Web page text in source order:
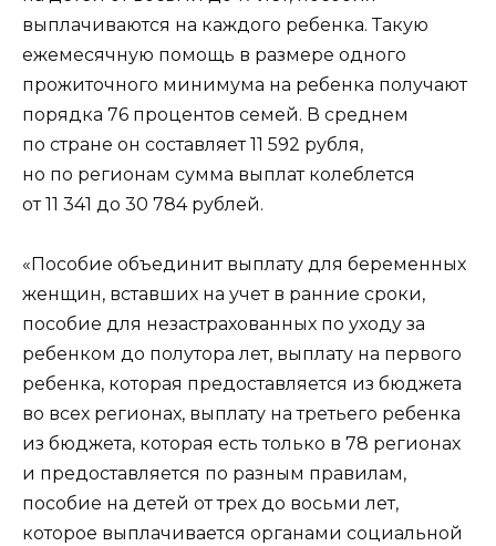
выплачиваются на каждого ребенка. Такую
ежемесячную помощь в размере одного
прожиточного минимума на ребенка получают
порядка 76 процентов семей. В среднем
по стране он составляет 11 592 рубля,
но по регионам сумма выплат колеблется
от 11 341 до 30 784 рублей.
«Пособие объединит выплату для беременных
женщин, вставших на учет в ранние сроки,
пособие для незастрахованных по уходу за
ребенком до полутора лет, выплату на первого
ребенка, которая предоставляется из бюджета
во всех регионах, выплату на третьего ребенка
из бюджета, которая есть только в 78 регионах
и предоставляется по разным правилам,
пособие на детей от трех до восьми лет,
которое выплачивается органами социальной